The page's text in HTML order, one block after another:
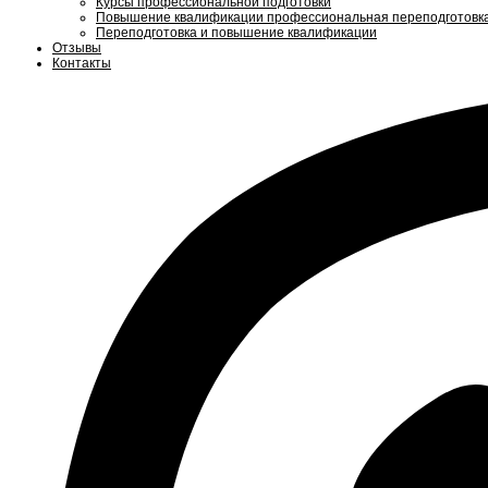
Повышение квалификации профессиональная
Переподготовка и повышение квалификации
Отзывы
Контакты